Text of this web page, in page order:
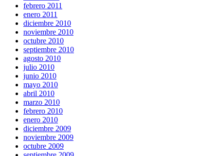
febrero 2011
enero 2011
diciembre 2010
noviembre 2010
octubre 2010
septiembre 2010
agosto 2010
julio 2010
junio 2010
mayo 2010
abril 2010
marzo 2010
febrero 2010
enero 2010
diciembre 2009
noviembre 2009
octubre 2009